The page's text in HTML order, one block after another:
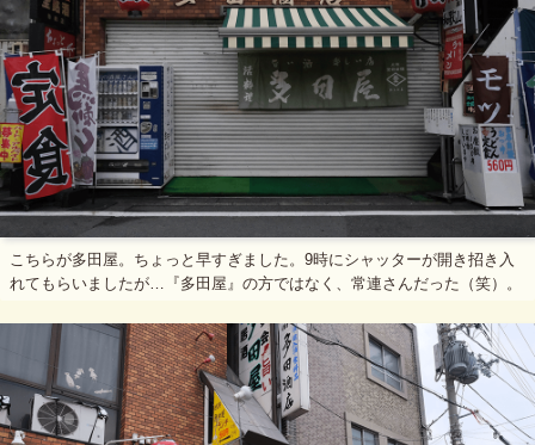
こちらが多田屋。ちょっと早すぎました。9時にシャッターが開き招き入
れてもらいましたが…『多田屋』の方ではなく、常連さんだった（笑）。